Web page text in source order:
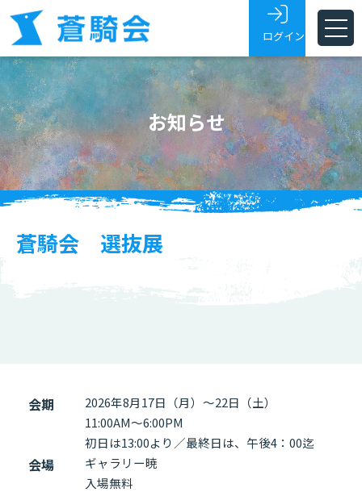
ホーム
蒼騎会とは
蒼騎展
支部
展覧会トピックス
ログイン
お知らせ
蒼騎会 選抜展
会期
2026年8月17日（月）～22日（土）
11:00AM～6:00PM
初日は13:00より／最終日は、午後4：00迄
会場
ギャラリー暁
入場無料